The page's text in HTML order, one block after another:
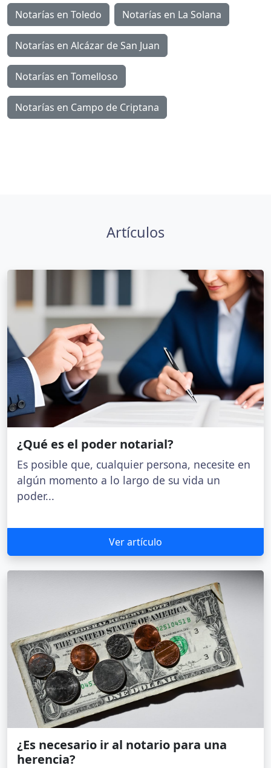
Notarías en Toledo Notarías en La Solana
Notarías en Alcázar de San Juan
Notarías en Tomelloso
Notarías en Campo de Criptana
Artículos
¿Qué es el poder notarial?
Es posible que, cualquier persona, necesite en
algún momento a lo largo de su vida un
poder...
Ver artículo
¿Es necesario ir al notario para una
herencia?